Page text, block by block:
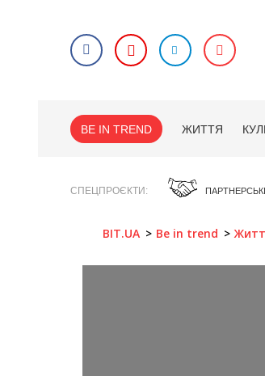
BE IN TREND ЖИТТЯ
СПЕЦПРОЄКТИ ПАРТНЕРСЬКІ
BIT.UA Be in trend